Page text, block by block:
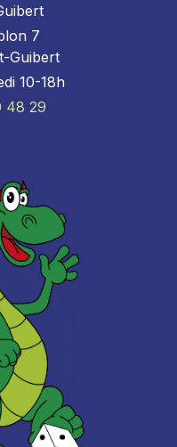
7
Guibert
10-18h
48 29